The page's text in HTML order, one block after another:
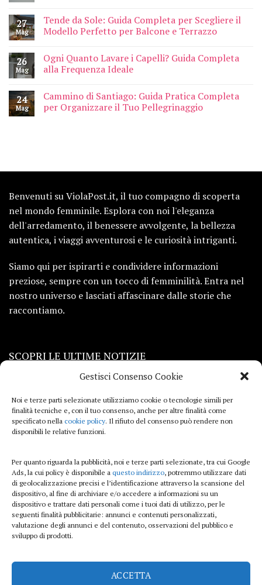
Gestisci Consenso Cookie
Noi e terze parti selezionate utilizziamo cookie o tecnologie simili per
finalità tecniche e, con il tuo consenso, anche per altre finalità come
specificato nella cookie policy. Il rifiuto del consenso può rendere non
disponibili le relative funzioni.
Per quanto riguarda la pubblicità, noi e terze parti selezionate, tra cui Google
Ads, la cui policy è disponibile a questo indirizzo, potremmo utilizzare dati
di geolocalizzazione precisi e l’identificazione attraverso la scansione del
dispositivo, al fine di archiviare e/o accedere a informazioni su un
dispositivo e trattare dati personali come i tuoi dati di utilizzo, per le
seguenti finalità pubblicitarie: annunci e contenuti personalizzati,
valutazione degli annunci e del contenuto, osservazioni del pubblico e
sviluppo di prodotti.
ACCETTA
27
Mag
Tende da Sole: Guida Completa per Scegliere il
Modello Perfetto per Balcone e Terrazzo
26
Mag
Ogni Quanto Lavare i Capelli? Guida Completa
alla Frequenza Ideale
24
Mag
Cammino di Santiago: Guida Pratica Completa
per Organizzare il Tuo Pellegrinaggio
Benvenuti su ViolaPost.it, il tuo compagno di scoperta
nel mondo femminile. Esplora con noi l'eleganza
dell'arredamento, il benessere avvolgente, la bellezza
autentica, i viaggi avventurosi e le curiosità intriganti.
Siamo qui per ispirarti e condividere informazioni
preziose, sempre con un tocco di femminilità. Entra nel
nostro universo e lasciati affascinare dalle storie che
raccontiamo.
SCOPRI LE ULTIME NOTIZIE
Viaggi
Beauty e benessere
Curiosità
Lifestyle
Sport
iTech
ViolaPost.it partecipa al Programma Affiliazione Amazon EU, un programma di